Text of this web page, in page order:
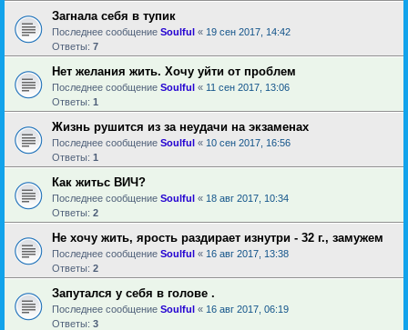
Загнала себя в тупик
Последнее сообщение Soulful « 19 сен 2017, 14:42
Ответы: 7
Нет желания жить. Хочу уйти от проблем
Последнее сообщение Soulful « 11 сен 2017, 13:06
Ответы: 1
Жизнь рушится из за неудачи на экзаменах
Последнее сообщение Soulful « 10 сен 2017, 16:56
Ответы: 1
Как житьс ВИЧ?
Последнее сообщение Soulful « 18 авг 2017, 10:34
Ответы: 2
Не хочу жить, ярость раздирает изнутри - 32 г., замужем
Последнее сообщение Soulful « 16 авг 2017, 13:38
Ответы: 2
Запутался у себя в голове .
Последнее сообщение Soulful « 16 авг 2017, 06:19
Ответы: 3